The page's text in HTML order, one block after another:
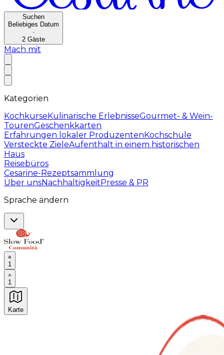
Suchen
Beliebiges Datum
·
2 Gäste
Mach mit
Kategorien
KochkurseKulinarische ErlebnisseGourmet- & Wein-
TourenGeschenkkarten
Erfahrungen lokaler ProduzentenKochschule
Versteckte ZieleAufenthalt in einem historischen
Haus
Reisebüros
Cesarine-Rezeptsammlung
Über unsNachhaltigkeitPresse & PR
Sprache ändern
1
1
Karte
Unvergessliche kulinarische Erlebnisse: